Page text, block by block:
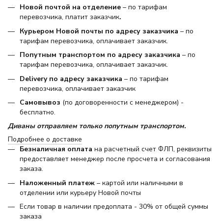
Новой почтой на отделение – по тарифам
перевозчика, платит заказчик.
Курьером Новой почты по адресу заказчика – по
тарифам перевозчика, оплачивает заказчик.
Попутным транспортом по адресу заказчика – по
тарифам перевозчика, оплачивает заказчик.
Delivery по адресу заказчика – по тарифам
перевозчика, оплачивает заказчик
Самовывоз (по договоренности с менеджером) -
бесплатно.
Диваны отправляем только попутным транспортом.
Подробнее о доставке
Безналичная оплата на расчетный счет ФЛП, реквизиты
предоставляет менеджер после просчета и согласования
заказа.
Наложенный платеж – картой или наличными в
отделении или курьеру Новой почты
Если товар в наличии предоплата - 30% от общей суммы
заказа